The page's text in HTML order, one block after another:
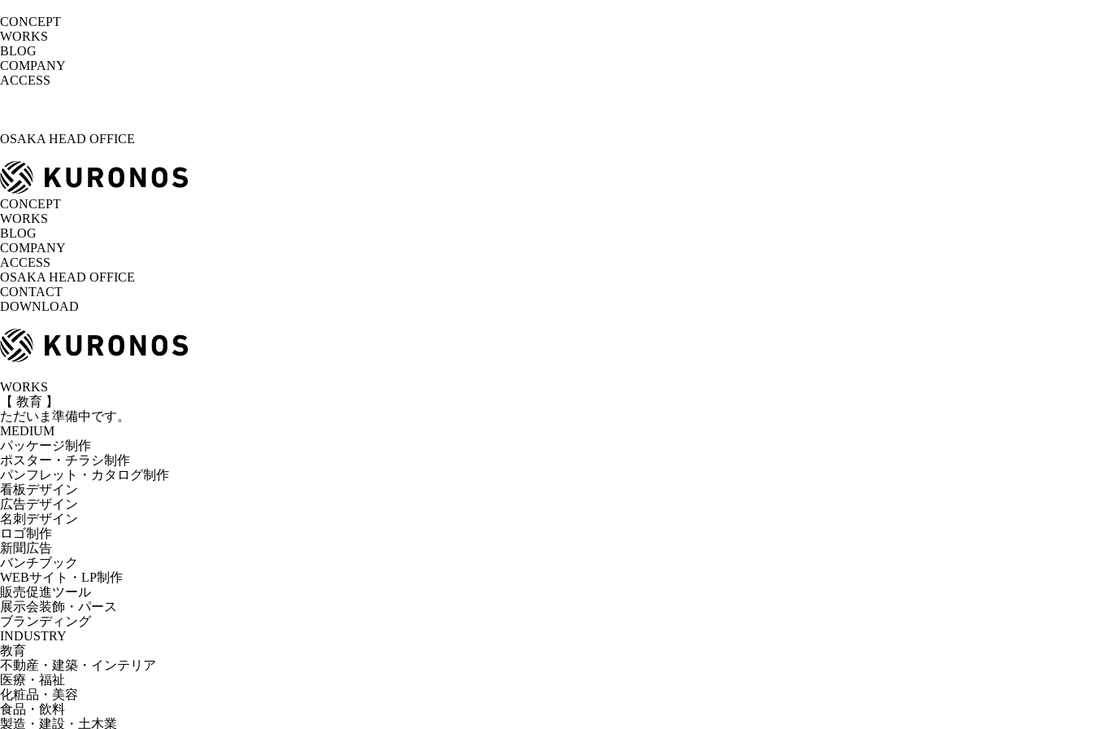
CONCEPT
WORKS
BLOG
COMPANY
ACCESS
OSAKA HEAD OFFICE
CONCEPT
WORKS
BLOG
COMPANY
ACCESS
OSAKA HEAD OFFICE
CONTACT
DOWNLOAD
WORKS
【 教育 】
ただいま準備中です。
MEDIUM
パッケージ制作
ポスター・チラシ制作
パンフレット・カタログ制作
看板デザイン
広告デザイン
名刺デザイン
ロゴ制作
新聞広告
バンチブック
WEBサイト・LP制作
販売促進ツール
展示会装飾・パース
ブランディング
INDUSTRY
教育
不動産・建築・インテリア
医療・福祉
化粧品・美容
食品・飲料
製造・建設・土木業